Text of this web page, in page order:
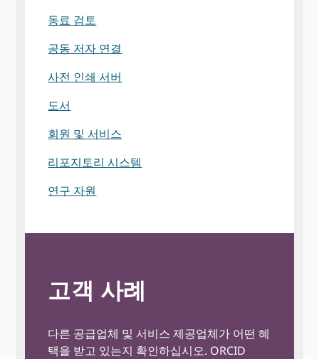
동료 검토
공동 저자 연결
사전 인쇄 서버
도서
회원 및 서비스
리포지토리 시스템
연구 자원
고객 사례
다른 공급업체 및 서비스 제공업체가 어떤 혜
택을 받고 있는지 확인하십시오. ORCID